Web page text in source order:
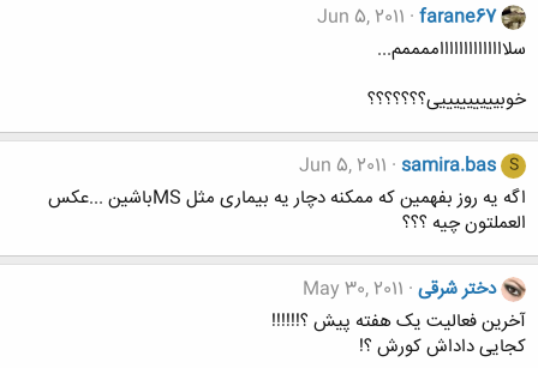
farane67
Jun 5, 2011
سلااااااااااااااممممم...
خوبیییییییییی؟؟؟؟؟؟؟
S
samira.bas
Jun 5, 2011
اگه یه روز بفهمین که ممکنه دچار یه بیماری مثل MSباشین ...عکس
العملتون چیه ؟؟؟
دختر شرقی May 30, 2011
آخرین فعالیت یک هفته پیش ؟!!!!!!
کجایی داداش کورش ؟!